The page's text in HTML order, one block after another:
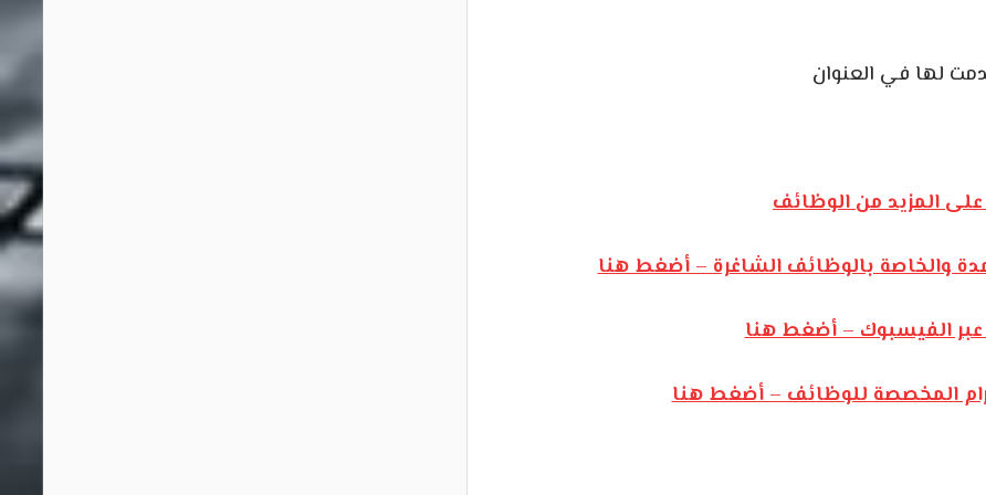
لها في العنوان
المزيد من الوظائف
والخاصة بالوظائف الشاغرة – أضغط هنا
الفيسبوك – أضغط هنا
المخصصة للوظائف – أضغط هنا